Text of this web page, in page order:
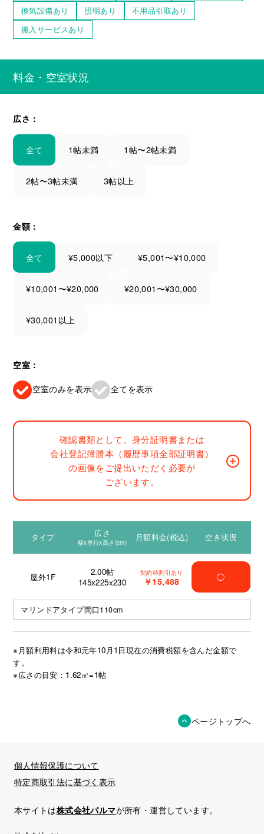
換気設備あり
照明あり
不用品引取あり
搬入サービスあり
料金・空室状況
広さ：
全て 1帖未満 1帖〜2帖未満
2帖〜3帖未満 3帖以上
金額：
全て ¥5,000以下 ¥5,001〜¥10,000
¥10,001〜¥20,000 ¥20,001〜¥30,000
¥30,001以上
空室：
空室のみを表示 全てを表示
確認書類として、身分証明書または
会社登記簿謄本（履歴事項全部証明書）
の画像をご提出いただく必要が
ございます。
タイプ 広さ
幅x奥行x高さ(cm) 月額料金(税込) 空き状況
屋外1F 2.00帖
145x225x230
契約時割引あり
￥15,488 ◯
マリンドアタイプ間口110cm
※月額利用料は令和元年10月1日現在の消費税額を含んだ金額で
す。
※広さの目安：1.62㎡=1帖
ページトップへ
個人情報保護について
特定商取引法に基づく表示
本サイトは株式会社パルマが所有・運営しています。